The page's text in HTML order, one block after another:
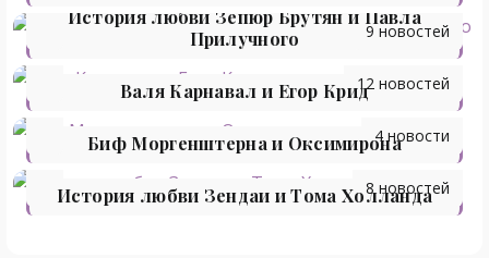
История любви Зепюр Брутян и Павла
Прилучного
9 новостей
Валя Карнавал и Егор Крид12 новостей
Биф Моргенштерна и Оксимирона4 новости
История любви Зендаи и Тома Холланда
8 новостей